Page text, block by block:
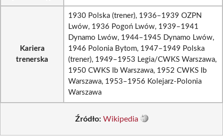
Kariera
trenerska
1930 Polska (trener), 1936–1939 OZPN
Lwów, 1936 Pogoń Lwów, 1939–1941
Dynamo Lwów, 1944–1945 Dynamo Lwów,
1946 Polonia Bytom, 1947–1949 Polska
(trener), 1949–1953 Legia/CWKS Warszawa,
1950 CWKS Ib Warszawa, 1952 CWKS Ib
Warszawa, 1953–1956 Kolejarz-Polonia
Warszawa
Źródło: Wikipedia